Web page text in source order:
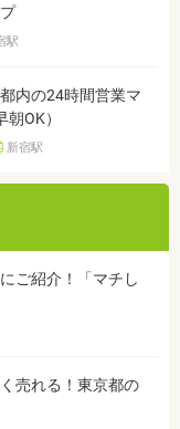
駅
内の24時間営業マ
OK）
新宿駅
ご紹介！「マチし
売れる！東京都の